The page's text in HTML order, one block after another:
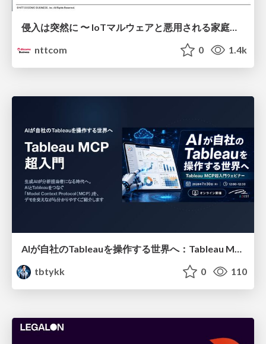
侵入は突然に 〜 IoTマルウェアと悪用される家庭の機器 ～ / When Intrusion Strikes: IoT Malware and the Abuse of Home Devices
nttcom
0 1.4k
tbtykk
0 110